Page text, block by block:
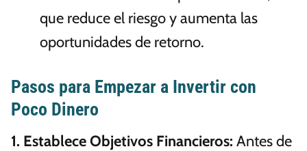
que reduce el riesgo y aumenta las
oportunidades de retorno.
Pasos para Empezar a Invertir con
Poco Dinero
1. Establece Objetivos Financieros: Antes de